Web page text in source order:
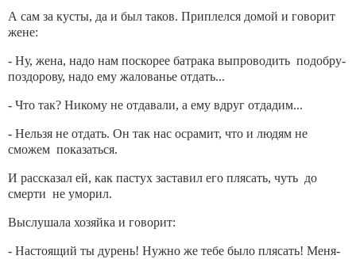
А сам за кусты, да и был таков. Приплелся домой и говорит
жене:
- Ну, жена, надо нам поскорее батрака выпроводить подобру-
поздорову, надо ему жалованье отдать...
- Что так? Никому не отдавали, а ему вдруг отдадим...
- Нельзя не отдать. Он так нас осрамит, что и людям не
сможем показаться.
И рассказал ей, как пастух заставил его плясать, чуть до
смерти не уморил.
Выслушала хозяйка и говорит:
- Настоящий ты дурень! Нужно же тебе было плясать! Меня-